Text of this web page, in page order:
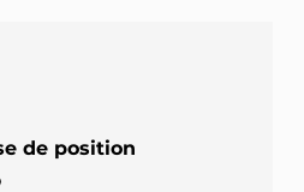
de position